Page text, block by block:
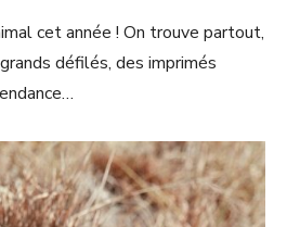
cet année ! On trouve partout,
défilés, des imprimés